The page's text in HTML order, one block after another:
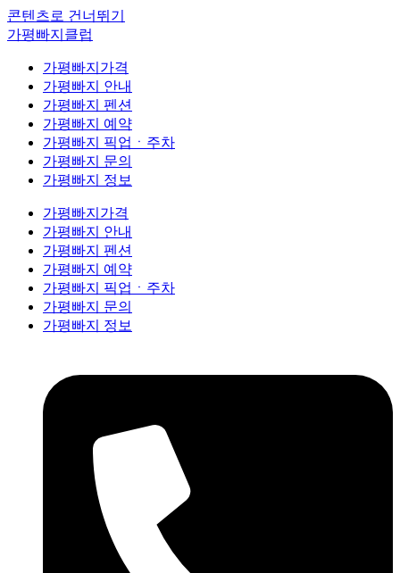
콘텐츠로 건너뛰기
가평빠지클럽
가평빠지가격
가평빠지 안내
가평빠지 펜션
가평빠지 예약
가평빠지 픽업ㆍ주차
가평빠지 문의
가평빠지 정보
가평빠지가격
가평빠지 안내
가평빠지 펜션
가평빠지 예약
가평빠지 픽업ㆍ주차
가평빠지 문의
가평빠지 정보